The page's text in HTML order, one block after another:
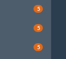
5
5
5